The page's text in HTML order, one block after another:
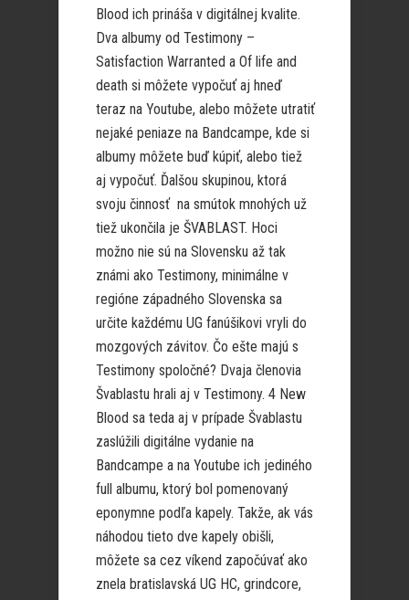
Blood ich prináša v digitálnej kvalite.
Dva albumy od Testimony –
Satisfaction Warranted a Of life and
death si môžete vypočuť aj hneď
teraz na Youtube, alebo môžete utratiť
nejaké peniaze na Bandcampe, kde si
albumy môžete buď kúpiť, alebo tiež
aj vypočuť. Ďalšou skupinou, ktorá
svoju činnosť na smútok mnohých už
tiež ukončila je ŠVABLAST. Hoci
možno nie sú na Slovensku až tak
známi ako Testimony, minimálne v
regióne západného Slovenska sa
určite každému UG fanúšikovi vryli do
mozgových závitov. Čo ešte majú s
Testimony spoločné? Dvaja členovia
Švablastu hrali aj v Testimony. 4 New
Blood sa teda aj v prípade Švablastu
zaslúžili digitálne vydanie na
Bandcampe a na Youtube ich jediného
full albumu, ktorý bol pomenovaný
eponymne podľa kapely. Takže, ak vás
náhodou tieto dve kapely obišli,
môžete sa cez víkend započúvať ako
znela bratislavská UG HC, grindcore,